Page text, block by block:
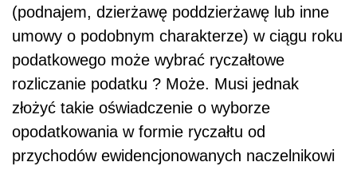
(podnajem, dzierżawę poddzierżawę lub inne
umowy o podobnym charakterze) w ciągu roku
podatkowego może wybrać ryczałtowe
rozliczanie podatku ? Może. Musi jednak
złożyć takie oświadczenie o wyborze
opodatkowania w formie ryczałtu od
przychodów ewidencjonowanych naczelnikowi